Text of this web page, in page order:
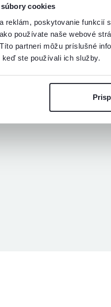
cookies
reklám, poskytovanie
používate naše webové
partneri môžu príslušné
ste používali ich služby.
A
Andrej V.
31.5.2023, Rohožník,
Slovensko
5